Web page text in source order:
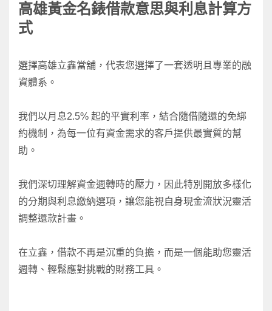
高雄黃金名錶借款意思與利息計算方
式
選擇高雄立鑫當舖，代表您選擇了一套透明且專業的融
資體系。
我們以月息2.5% 起的平實利率，結合隨借隨還的免綁
約機制，為每一位有資金需求的客戶提供最實質的幫
助。
我們深切理解資金週轉時的壓力，因此特別開放多樣化
的分期與利息繳納選項，讓您能視自身現金流狀況靈活
調整還款計畫。
在立鑫，借款不再是沉重的負擔，而是一個能助您靈活
週轉、輕鬆應對挑戰的財務工具。